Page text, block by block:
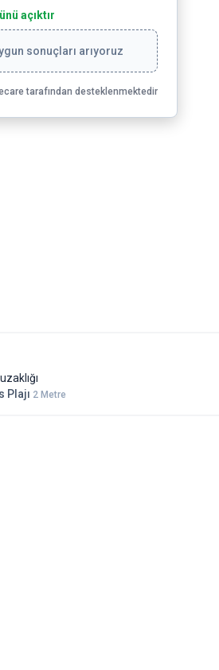
açıktır
sonuçları arıyoruz
tarafından desteklenmektedir
Plajı 2 Metre